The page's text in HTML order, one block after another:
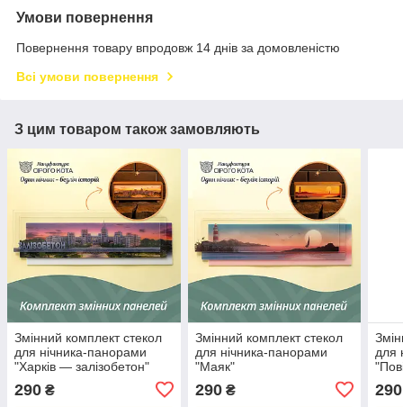
Умови повернення
Повернення товару впродовж 14 днів за домовленістю
Всі умови повернення
З цим товаром також замовляють
Змінний комплект стекол
для нічника-панорами
"Харків — залізобетон"
290 ₴
Змінний комплект стекол
для нічника-панорами
"Маяк"
290₴
для
290